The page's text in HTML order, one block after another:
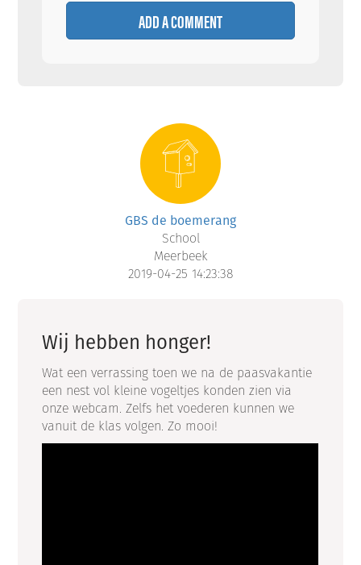
ADD A COMMENT
GBS de boemerang
School
Meerbeek
2019-04-25 14:23:38
Wij hebben honger!
Wat een verrassing toen we na de paasvakantie
een nest vol kleine vogeltjes konden zien via
onze webcam. Zelfs het voederen kunnen we
vanuit de klas volgen. Zo mooi!